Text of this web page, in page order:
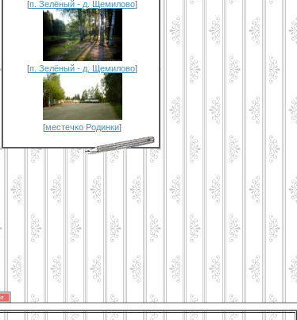
[п. Зелёный - д. Щемилово]
[п. Зелёный - д. Щемилово]
[местечко Родинки]